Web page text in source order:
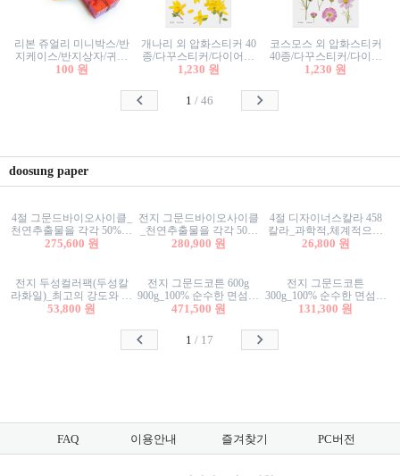
리본 쥬얼리 미니박스/반
지케이스/반지상자/귀걸
이상자/귀걸이박스/악세
100 원
개나리 외 압화스티커 40
종/다꾸스티커/다이어리
꾸미기/꽃스티커/자연물
1,230 원
코스모스 외 압화스티커
40종/다꾸스티커/다이어
리꾸미기/꽃스티커/자연
1,230 원
1 /46
doosung paper
4절 그문드바이오사이클_
천연추출물을 각각 50%이
상 함유한 친환경그래픽
275,600 원
전지 그문드바이오사이클
_천연추출물을 각각 50%
이상 함유한 친환경그래
280,900 원
4절 디자이너스칼라 458
칼라_과학적,체계적으로
분류된 200색을 갖춘 색지
26,800 원
전지 두성컬러팩(두성칼
라화일)_최고의 강도와 평
활성을 지닌 다양한 컬러
53,800 원
전지 그문드코튼 600g
900g_100% 순수한 면섬유
로 만든 친환경프리미엄
471,500 원
전지 그문드코튼
300g_100% 순수한 면섬유
로 만든 친환경프리미엄
131,300 원
1 / 17
FAQ 이용안내 즐겨찾기 PC버전